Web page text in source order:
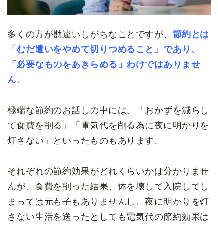
多くの方が勘違いしがちなことですが、 節約とは
「むだ遣いをやめて切りつめること」であり、
「必要なものをあきらめる」わけではありませ
ん。
極端な節約のお話しの中には、「おかずを減らし
て食費を削る」「電気代を削る為に夜に明かりを
灯さない」といったものもあります。
それぞれの節約効果がどれくらいかは分かりませ
んが、食費を削った結果、体を壊して入院してし
まっては元も子もありませんし、夜に明かりを灯
さない生活を送ったとしても電気代の節約効果は